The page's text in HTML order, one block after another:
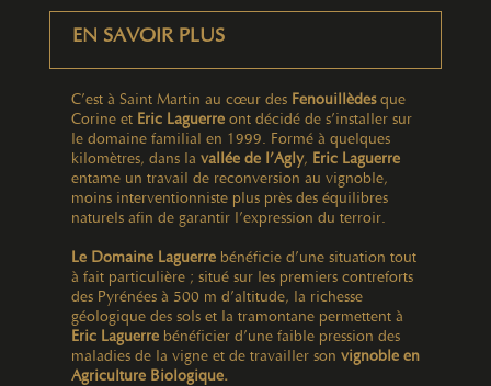
EN SAVOIR PLUS
C’est à Saint Martin au cœur des Fenouillèdesque
Corine et Eric Laguerre ont décidé de s’installer sur
le domaine familial en 1999. Formé à quelques
kilomètres, dans la vallée de l’Agly, Eric Laguerre
entame un travail de reconversion au vignoble,
moins interventionniste plus près des équilibres
naturels afin de garantir l’expression du terroir.
Le Domaine Laguerre bénéficie d’une situation tout
à fait particulière ; situé sur les premiers contreforts
des Pyrénées à 500 m d’altitude, la richesse
géologique des sols et la tramontane permettent à
Eric Laguerre bénéficier d’une faible pression des
maladies de la vigne et de travailler son vignoble en
Agriculture Biologique.